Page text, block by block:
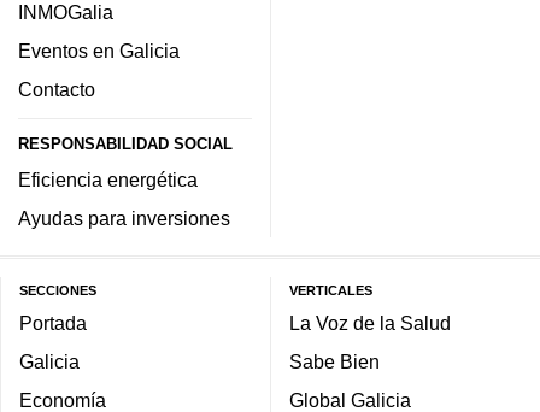
INMOGalia
Eventos en Galicia
Contacto
RESPONSABILIDAD SOCIAL
Eficiencia energética
Ayudas para inversiones
SECCIONES
Portada
Galicia
Economía
VERTICALES
La Voz de la Salud
Sabe Bien
Global Galicia